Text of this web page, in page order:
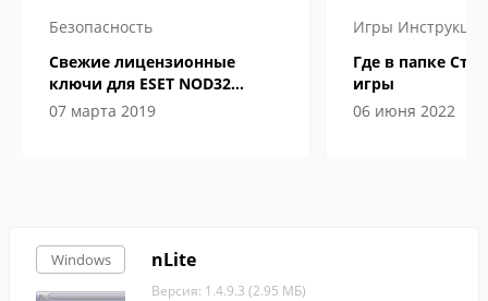
Безопасность
Свежие лицензионные
ключи для ESET NOD32
Internet Security до 2019-2020
07 марта 2019
Игры Инструкции
Где в папке
игры
06 июня 2022
Windows nLite
Версия: 1.4.9.3 (2.95 МБ)